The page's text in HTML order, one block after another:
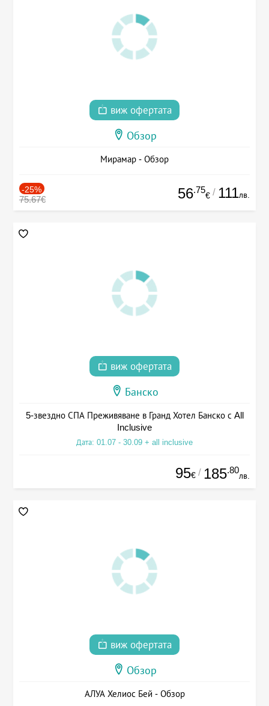
виж офертата
Обзор
Мирамар - Обзор
-25%
75.67€ 56.75
€ / 111лв.
виж офертата
Банско
5-звездно СПА Преживяване в Гранд Хотел Банско с All
Inclusive
Дата: 01.07 - 30.09 + all inclusive
95€ / 185.80
лв.
виж офертата
Обзор
АЛУА Хелиос Бей - Обзор